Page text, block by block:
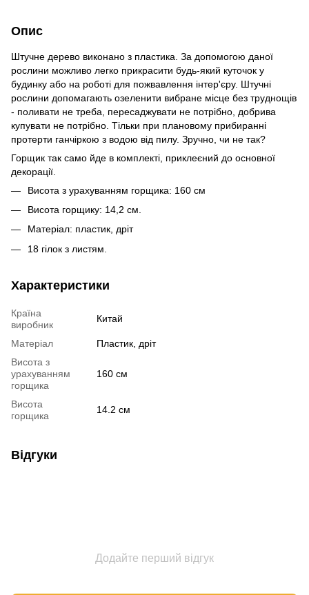
Опис
Штучне дерево виконано з пластика. За допомогою даної
рослини можливо легко прикрасити будь-який куточок у
будинку або на роботі для пожвавлення інтер'єру. Штучні
рослини допомагають озеленити вибране місце без труднощів
- поливати не треба, пересаджувати не потрібно, добрива
купувати не потрібно. Тільки при плановому прибиранні
протерти ганчіркою з водою від пилу. Зручно, чи не так?
Горщик так само йде в комплекті, приклеєний до основної
декорації.
Висота з урахуванням горщика: 160 см
Висота горщику: 14,2 см.
Матеріал: пластик, дріт
18 гілок з листям.
Характеристики
Країна
виробник
Китай
Матеріал
Пластик, дріт
Висота з
урахуванням
горщика
160 см
Висота
горщика
14.2 см
Відгуки
Додайте перший відгук